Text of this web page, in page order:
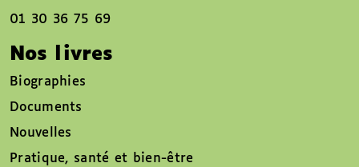
01 30 36 75 69
Nos livres
Biographies
Documents
Nouvelles
Pratique, santé et bien-être